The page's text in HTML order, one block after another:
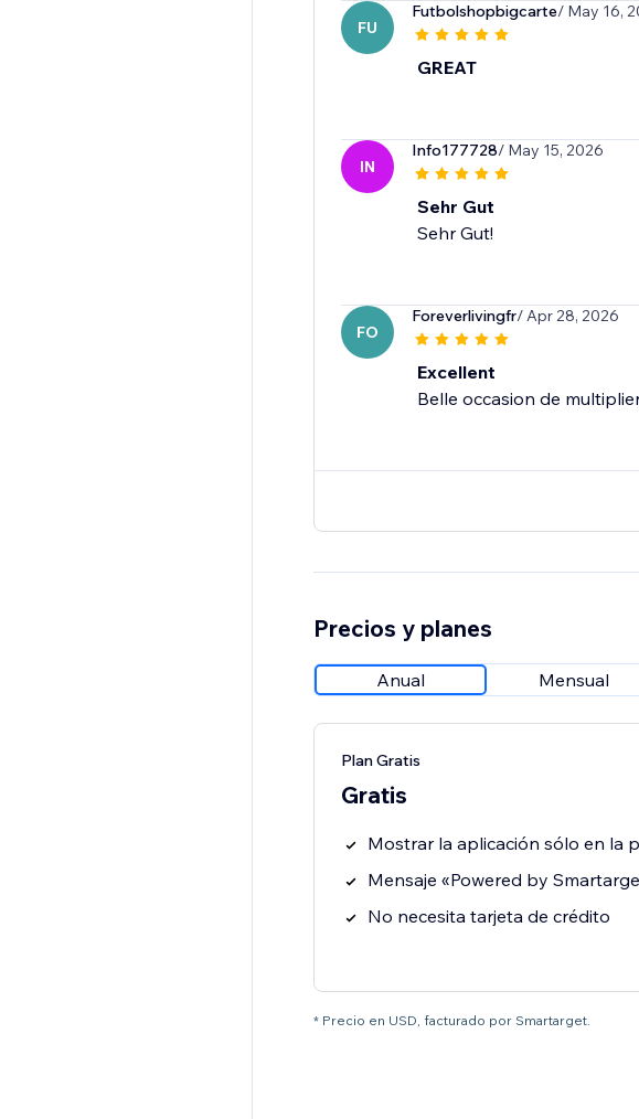
FU
Futbolshopbigcarte/ May 16,
GREAT
IN
Info177728/ May 15, 2026
Sehr Gut
Sehr Gut!
FO
Foreverlivingfr/ Apr 28, 2026
Excellent
Belle occasion de
Precios y planes
Anual Mensual
Plan Gratis
Gratis
Mostrar la aplicación sólo en la
Mensaje «Powered by
No necesita tarjeta de crédito
* Precio en USD, facturado por Smartarget.